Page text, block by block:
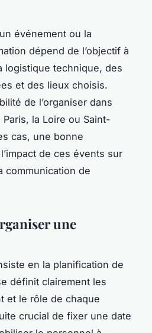
événement ou la
dépend de l’objectif à
logistique technique, des
et des lieux choisis.
de l’organiser dans
la Loire ou Saint-
cas, une bonne
de ces évents sur
communication de
une
en la planification de
définit clairement les
et le rôle de chaque
crucial de fixer une date